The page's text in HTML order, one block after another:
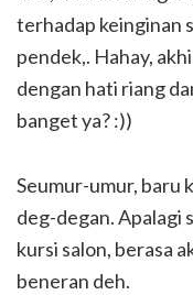
terhadap keinginan
pendek,. Hahay,
dengan hati riang
banget ya? :))
Seumur-umur, baru
deg-degan. Apalagi
kursi salon, berasa
beneran deh.